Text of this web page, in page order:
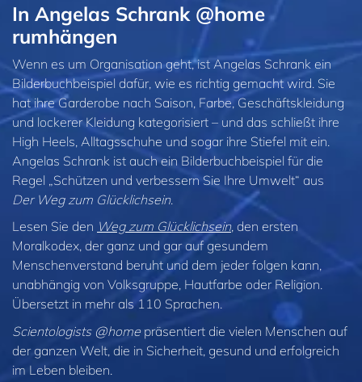
In Angelas Schrank @home
rumhängen
Wenn es um Organisation geht, ist Angelas Schrank ein
Bilderbuchbeispiel dafür, wie es richtig gemacht wird. Sie
hat ihre Garderobe nach Saison, Farbe, Geschäftskleidung
und lockerer Kleidung kategorisiert – und das schließt ihre
High Heels, Alltagsschuhe und sogar ihre Stiefel mit ein.
Angelas Schrank ist auch ein Bilderbuchbeispiel für die
Regel „Schützen und verbessern Sie Ihre Umwelt“ aus
Der Weg zum Glücklichsein.
Lesen Sie den Weg zum Glücklichsein, den ersten
Moralkodex, der ganz und gar auf gesundem
Menschenverstand beruht und dem jeder folgen kann,
unabhängig von Volksgruppe, Hautfarbe oder Religion.
Übersetzt in mehr als 110 Sprachen.
Scientologists @homepräsentiert die vielen Menschen auf
der ganzen Welt, die in Sicherheit, gesund und erfolgreich
im Leben bleiben.